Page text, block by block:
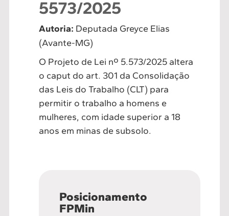
5573/2025
Autoria: Deputada Greyce Elias
(Avante-MG)
O Projeto de Lei nº 5.573/2025 altera
o caput do art. 301 da Consolidação
das Leis do Trabalho (CLT) para
permitir o trabalho a homens e
mulheres, com idade superior a 18
anos em minas de subsolo.
Posicionamento
FPMin